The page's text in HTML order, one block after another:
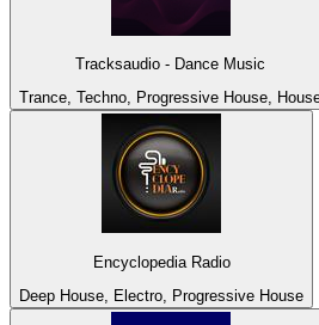
Tracksaudio - Dance Music
Trance, Techno, Progressive House,
Encyclopedia Radio
Deep House, Electro, Progressive House